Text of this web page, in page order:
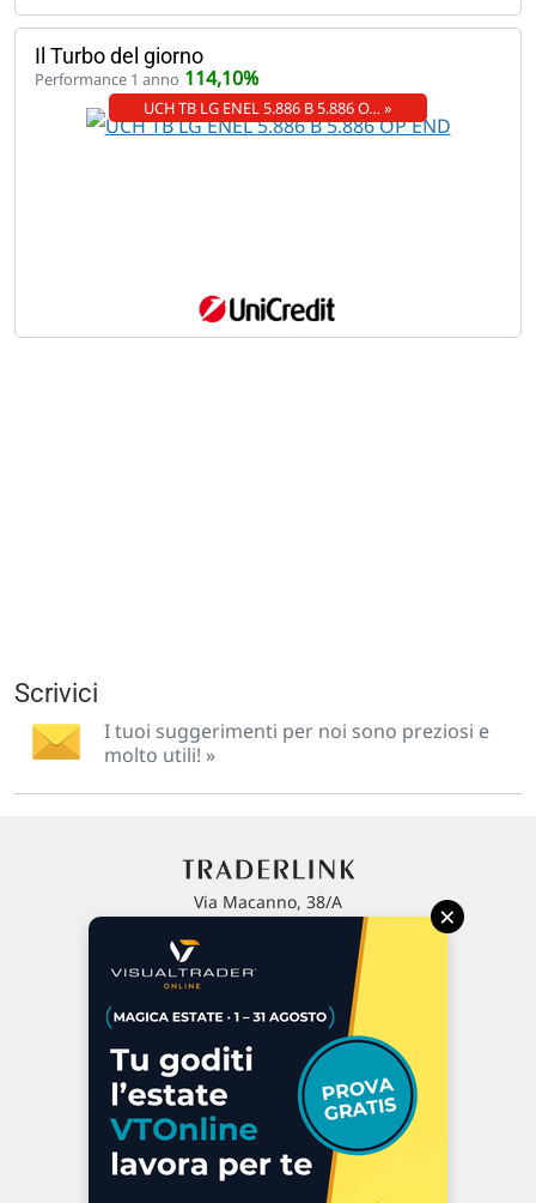
Il Turbo del giorno
Performance 1 anno 114,10%
UCH TB LG ENEL 5.886 B 5.886 O… »
Scrivici
I tuoi suggerimenti per noi sono preziosi e
molto utili! »
Via Macanno, 38/A
P.IVA 02 452 460 401
Chi siamo
Commenti e segnalazioni
Contattaci
×